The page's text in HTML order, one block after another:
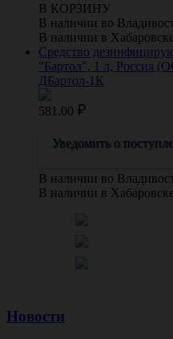
В КОРЗИНУ
В наличии во
В наличии в
Средство
"Бартол", 1 л, Россия
ДБартол-1К
581.00
Уведомить о
В наличии во
В наличии в
Новости